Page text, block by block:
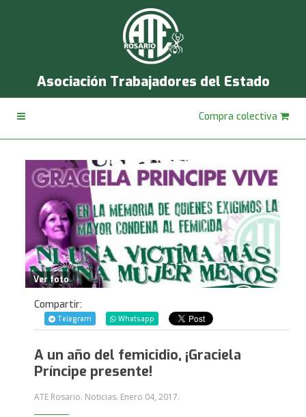
Asociación Trabajadores del Estado
Compra colectiva
Ver foto
Compartir:
Telegram Whatsapp
A un año del femicidio, ¡Graciela
Príncipe presente!
ATE Rosario. Noticias. Enero 04, 2017.